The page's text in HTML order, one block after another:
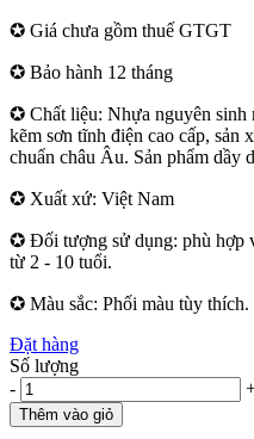
✪ Giá chưa gồm thuế GTGT
✪ Bảo hành 12 tháng
✪ Chất liệu: Nhựa nguyên sinh
kẽm sơn tĩnh điện cao cấp, sản
chuẩn châu Âu. Sản phẩm dầy
✪ Xuất xứ: Việt Nam
✪ Đối tượng sử dụng: phù hợp
từ 2 - 10 tuổi.
✪ Màu sắc: Phối màu tùy thích.
Đặt hàng
Số lượng
-
Thêm vào giỏ